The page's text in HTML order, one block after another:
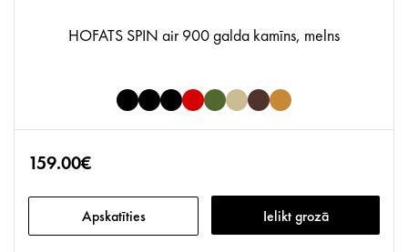
HOFATS SPIN air 900 galda kamīns, melns
159.00€
Apskatīties Ielikt grozā